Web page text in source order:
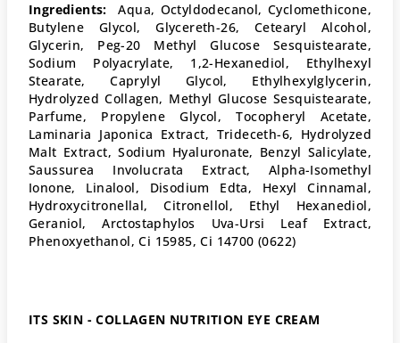
Ingredients:Aqua, Octyldodecanol, Cyclomethicone,
Butylene Glycol, Glycereth-26, Cetearyl Alcohol,
Glycerin, Peg-20 Methyl Glucose Sesquistearate,
Sodium Polyacrylate, 1,2-Hexanediol, Ethylhexyl
Stearate, Caprylyl Glycol, Ethylhexylglycerin,
Hydrolyzed Collagen, Methyl Glucose Sesquistearate,
Parfume, Propylene Glycol, Tocopheryl Acetate,
Laminaria Japonica Extract, Trideceth-6, Hydrolyzed
Malt Extract, Sodium Hyaluronate, Benzyl Salicylate,
Saussurea Involucrata Extract, Alpha-Isomethyl
Ionone, Linalool, Disodium Edta, Hexyl Cinnamal,
Hydroxycitronellal, Citronellol, Ethyl Hexanediol,
Geraniol, Arctostaphylos Uva-Ursi Leaf Extract,
Phenoxyethanol, Ci 15985, Ci 14700 (0622)
ITS SKIN - COLLAGEN NUTRITION EYE CREAM